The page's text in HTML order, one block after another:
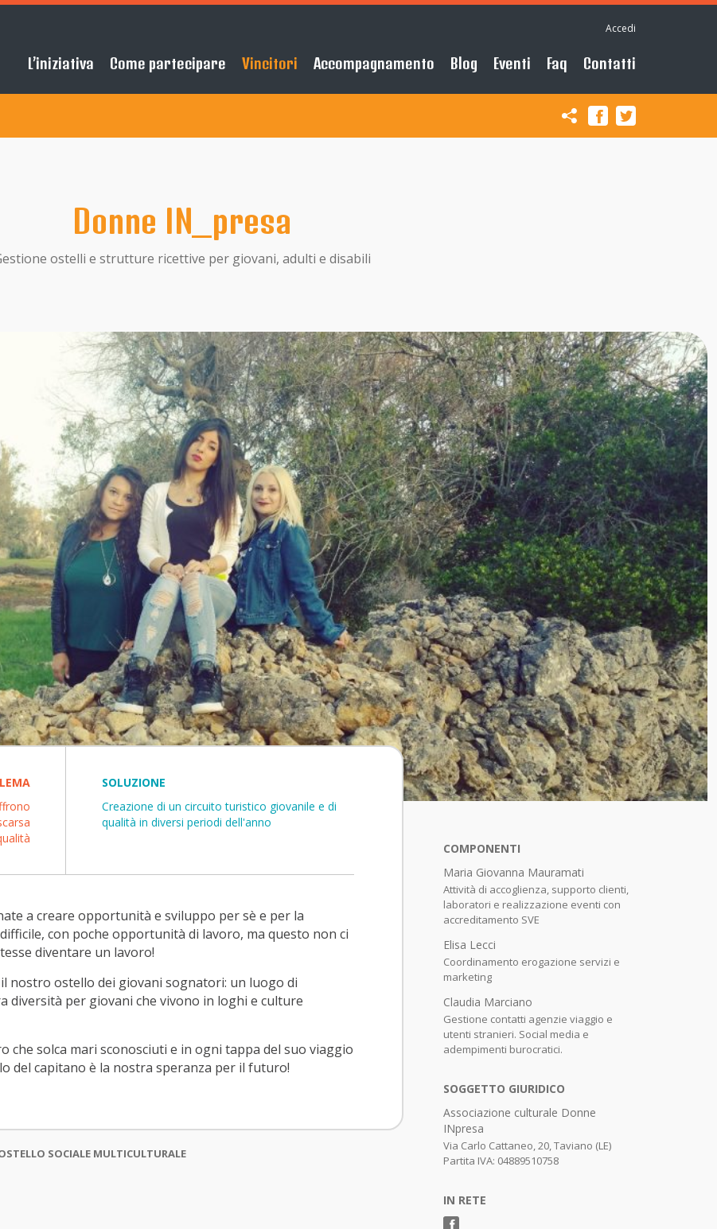
Accedi
L’iniziativa Come partecipare Vincitori Accompagnamento Blog Eventi Faq Contatti
Donne IN_presa
ostelli e strutture ricettive per giovani, adulti e disabili
SOLUZIONE
Creazione di un circuito turistico giovanile e di
qualità in diversi periodi dell'anno
a creare opportunità e sviluppo per sè e per la
con poche opportunità di lavoro, ma questo non ci
diventare un lavoro!
nostro ostello dei giovani sognatori: un luogo di
diversità per giovani che vivono in loghi e culture
che solca mari sconosciuti e in ogni tappa del suo viaggio
del capitano è la nostra speranza per il futuro!
SOCIALE MULTICULTURALE
COMPONENTI
Maria Giovanna Mauramati
Attività di accoglienza, supporto clienti,
laboratori e realizzazione eventi con
accreditamento SVE
Elisa Lecci
Coordinamento erogazione servizi e
marketing
Claudia Marciano
Gestione contatti agenzie viaggio e
utenti stranieri. Social media e
adempimenti burocratici.
SOGGETTO GIURIDICO
Associazione culturale Donne
INpresa
Via Carlo Cattaneo, 20, Taviano (LE)
Partita IVA: 04889510758
IN RETE